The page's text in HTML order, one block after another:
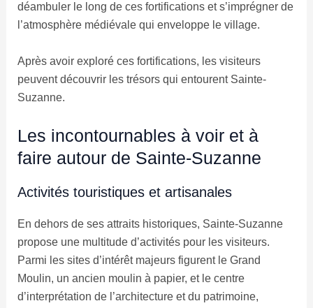
déambuler le long de ces fortifications et s’imprégner de
l’atmosphère médiévale qui enveloppe le village.
Après avoir exploré ces fortifications, les visiteurs
peuvent découvrir les trésors qui entourent Sainte-
Suzanne.
Les incontournables à voir et à
faire autour de Sainte-Suzanne
Activités touristiques et artisanales
En dehors de ses attraits historiques, Sainte-Suzanne
propose une multitude d’activités pour les visiteurs.
Parmi les sites d’intérêt majeurs figurent le Grand
Moulin, un ancien moulin à papier, et le centre
d’interprétation de l’architecture et du patrimoine,